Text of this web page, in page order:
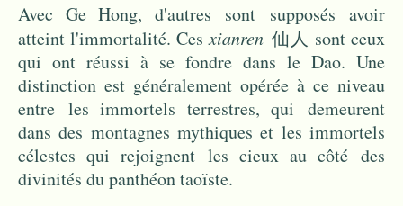
Avec Ge Hong, d'autres sont supposés avoir
atteint l'immortalité. Cesxianren 仙人 sont ceux
qui ont réussi à se fondre dans le Dao. Une
distinction est généralement opérée à ce niveau
entre les immortels terrestres, qui demeurent
dans des montagnes mythiques et les immortels
célestes qui rejoignent les cieux au côté des
divinités du panthéon taoïste.